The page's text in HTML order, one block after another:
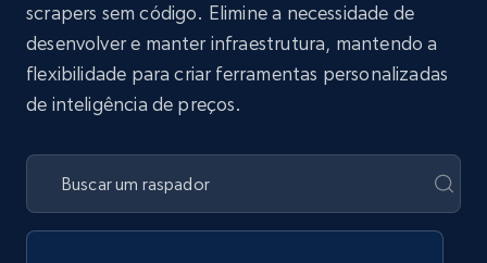
scrapers sem código. Elimine a necessidade de
desenvolver e manter infraestrutura, mantendo a
flexibilidade para criar ferramentas personalizadas
de inteligência de preços.